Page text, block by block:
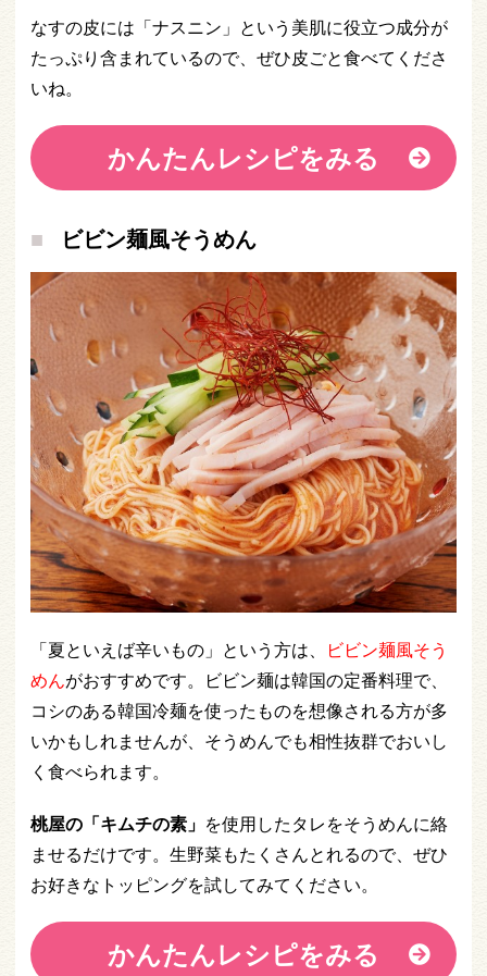
なすの皮には「ナスニン」という美肌に役立つ成分が
たっぷり含まれているので、ぜひ皮ごと食べてくださ
いね。
かんたんレシピをみる
ビビン麺風そうめん
「夏といえば辛いもの」という方は、
ビビン麺風そう
めんがおすすめです。ビビン麺は韓国の定番料理で、
コシのある韓国冷麺を使ったものを想像される方が多
いかもしれませんが、そうめんでも相性抜群でおいし
く食べられます。
桃屋の「キムチの素」 を使用したタレをそうめんに絡
ませるだけです。生野菜もたくさんとれるので、ぜひ
お好きなトッピングを試してみてください。
かんたんレシピをみる